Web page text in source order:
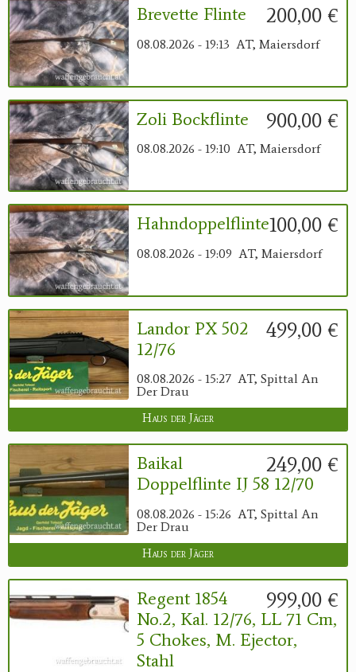
200,00 €
Brevette Flinte
08.08.2026 - 19:13 AT, Maiersdorf
900,00 €
Zoli Bockflinte
08.08.2026 - 19:10 AT, Maiersdorf
100,00 €
Hahndoppelflinte
08.08.2026 - 19:09 AT, Maiersdorf
499,00 €
Landor PX 502
12/76
08.08.2026 - 15:27 AT, Spittal An
Der Drau
Haus der Jäger
249,00 €
Baikal
Doppelflinte IJ 58 12/70
08.08.2026 - 15:26 AT, Spittal An
Der Drau
Haus der Jäger
999,00 €
Regent 1854
No.2, Kal. 12/76, LL 71 Cm,
5 Chokes, M. Ejector,
Stahl